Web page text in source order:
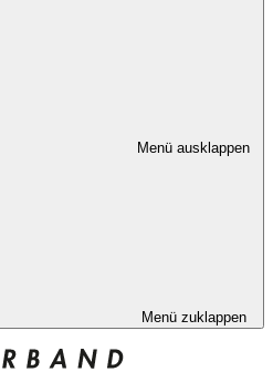
Menü ausklappen
Menü zuklappen